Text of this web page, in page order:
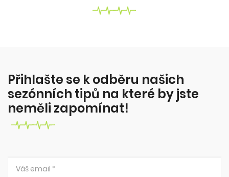
Přihlašte se k odběru našich
sezónních tipů na které by jste
neměli zapomínat!